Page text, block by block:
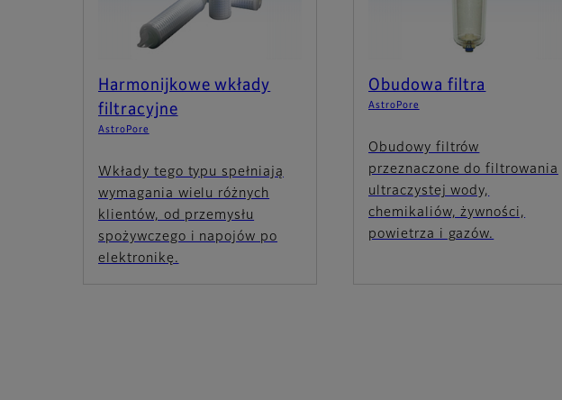
Harmonijkowe wkłady
filtracyjne
AstroPore
Wkłady tego typu spełniają
wymagania wielu różnych
klientów, od przemysłu
spożywczego i napojów po
elektronikę.
Obudowa filtra
AstroPore
Obudowy filtrów
przeznaczone do filtrowania
ultraczystej wody,
chemikaliów, żywności,
powietrza i gazów.